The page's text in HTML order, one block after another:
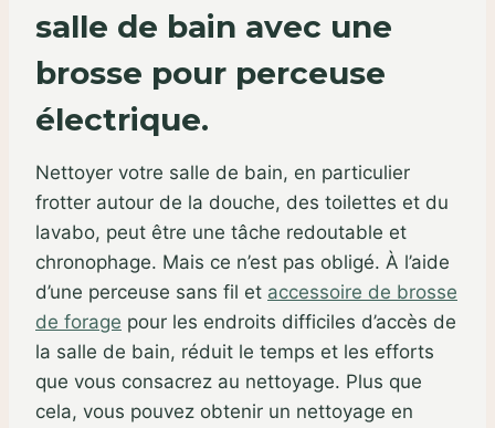
salle de bain avec une
brosse pour perceuse
électrique.
Nettoyer votre salle de bain, en particulier
frotter autour de la douche, des toilettes et du
lavabo, peut être une tâche redoutable et
chronophage. Mais ce n’est pas obligé. À l’aide
d’une perceuse sans fil et accessoire de brosse
de forage pour les endroits difficiles d’accès de
la salle de bain, réduit le temps et les efforts
que vous consacrez au nettoyage. Plus que
cela, vous pouvez obtenir un nettoyage en